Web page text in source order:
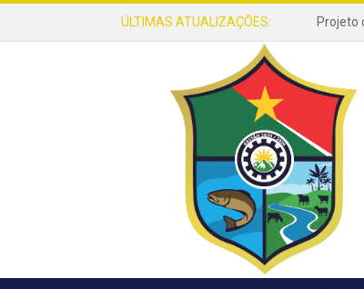
ÚLTIMAS ATUALIZAÇÕES: